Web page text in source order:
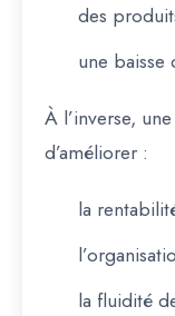
des
une baisse
À l’inverse,
d’améliorer :
la
la fluidité